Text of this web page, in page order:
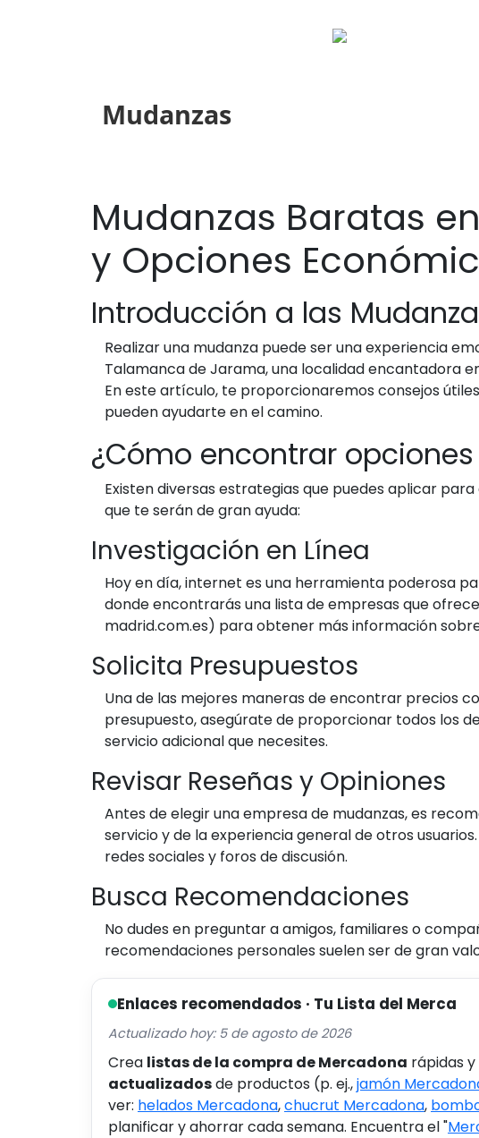
Mudanzas
Mudanzas Baratas
y Opciones
Introducción a las
Realizar una mudanza puede ser una experiencia
Talamanca de Jarama, una localidad encantadora
En este artículo, te proporcionaremos consejos
pueden ayudarte en el camino.
¿Cómo encontrar
Existen diversas estrategias que puedes aplicar
que te serán de gran ayuda:
Investigación en Línea
Hoy en día, internet es una herramienta poderosa
donde encontrarás una lista de empresas que
madrid.com.es) para obtener más información
Solicita Presupuestos
Una de las mejores maneras de encontrar precios
presupuesto, asegúrate de proporcionar todos los
servicio adicional que necesites.
Revisar Reseñas y Opiniones
Antes de elegir una empresa de mudanzas, es
servicio y de la experiencia general de otros
redes sociales y foros de discusión.
Busca Recomendaciones
No dudes en preguntar a amigos, familiares o
recomendaciones personales suelen ser de gran
Enlaces recomendados · Tu Lista del Merca
Actualizado hoy: 5 de agosto de 2026
Crea listas de la compra de Mercadona rápidas
actualizadosde productos (p. ej.,jamón
ver: helados Mercadona,chucrut Mercadona,
planificar y ahorrar cada semana. Encuentra el "